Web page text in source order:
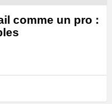
comme un pro :